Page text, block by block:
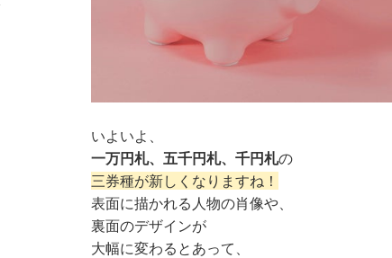
いよいよ、
一万円札、五千円札、千円札の
三券種が新しくなりますね！
表面に描かれる人物の肖像や、
裏面のデザインが
大幅に変わるとあって、